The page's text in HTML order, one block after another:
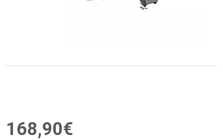
168,90€